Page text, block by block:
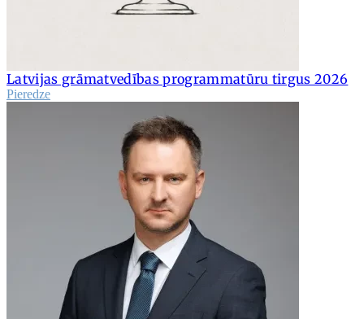
Latvijas grāmatvedības programmatūru tirgus 2026
Pieredze